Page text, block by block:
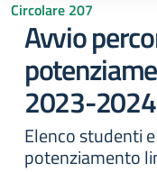
Circolare 207
Avvio
2023-2024
Elenco studenti
potenziamento